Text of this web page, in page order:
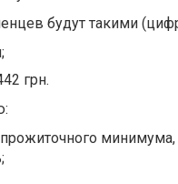
будут такими
грн.
минимума,